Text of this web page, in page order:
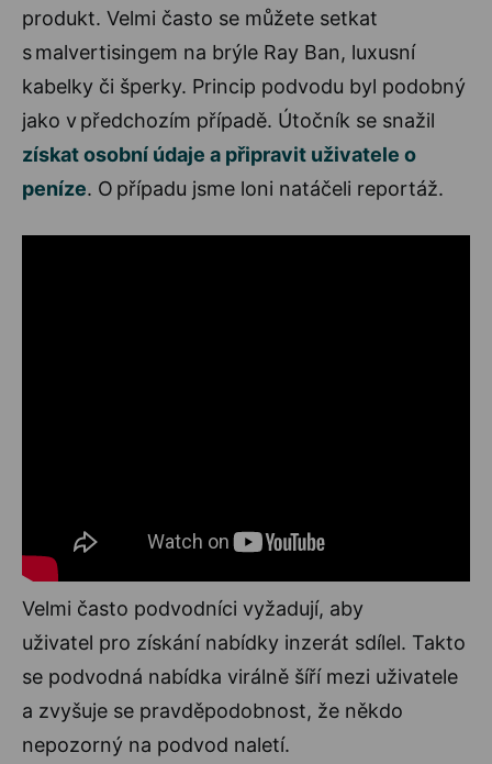
produkt. Velmi často se můžete setkat
s malvertisingem na brýle Ray Ban, luxusní
kabelky či šperky. Princip podvodu byl podobný
jako v předchozím případě. Útočník se snažil
získat osobní údaje a připravit uživatele o
peníze. O případu jsme loni natáčeli reportáž.
Velmi často podvodníci vyžadují, aby
uživatel pro získání nabídky inzerát sdílel. Takto
se podvodná nabídka virálně šíří mezi uživatele
a zvyšuje se pravděpodobnost, že někdo
nepozorný na podvod naletí.